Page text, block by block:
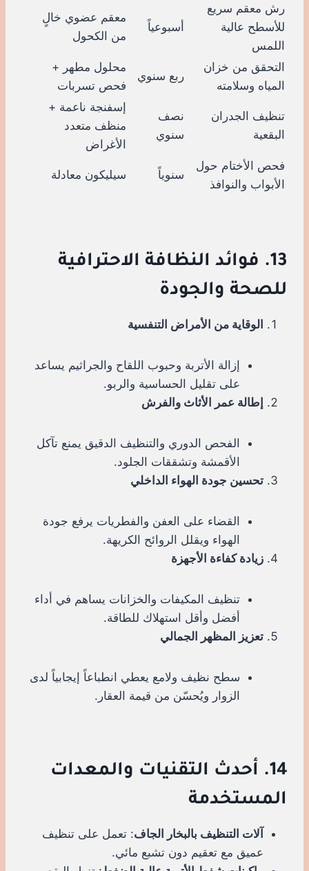
رش معقم سريع
للأسطح عالية
اللمس
أسبوعياً
معقم عضوي خالٍ
من الكحول
التحقق من خزان
المياه وسلامته
ربع سنوي
محلول مطهر +
فحص تسربات
تنظيف الجدران
البقعية
نصف
سنوي
إسفنجة ناعمة +
منظف متعدد
الأغراض
فحص الأختام حول
الأبواب والنوافذ
سنوياً سيليكون معادلة
13. فوائد النظافة الاحترافية
للصحة والجودة
الوقاية من الأمراض التنفسية
إزالة الأتربة وحبوب اللقاح والجراثيم يساعد
على تقليل الحساسية والربو.
إطالة عمر الأثاث والفرش
الفحص الدوري والتنظيف الدقيق يمنع تآكل
الأقمشة وتشققات الجلود.
تحسين جودة الهواء الداخلي
القضاء على العفن والفطريات يرفع جودة
الهواء ويقلل الروائح الكريهة.
زيادة كفاءة الأجهزة
تنظيف المكيفات والخزانات يساهم في أداء
أفضل وأقل استهلاك للطاقة.
تعزيز المظهر الجمالي
سطح نظيف ولامع يعطي انطباعاً إيجابياً لدى
الزوار ويُحسّن من قيمة العقار.
14. أحدث التقنيات والمعدات
المستخدمة
آلات التنظيف بالبخار الجاف: تعمل على تنظيف
عميق مع تعقيم دون تشبع مائي.